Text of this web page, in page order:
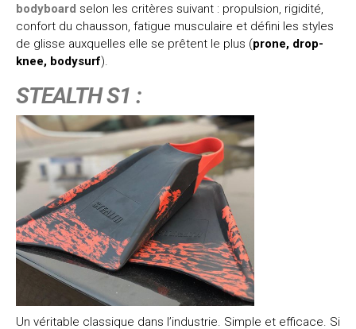
bodyboard selon les critères suivant : propulsion, rigidité,
confort du chausson, fatigue musculaire et défini les styles
de glisse auxquelles elle se prêtent le plus (prone, drop-
knee, bodysurf).
STEALTH S1 :
Un véritable classique dans l’industrie. Simple et efficace. Si